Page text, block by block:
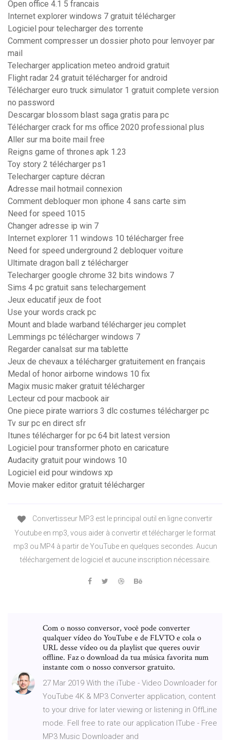
Open office 4.1 5 francais
Internet explorer windows 7 gratuit télécharger
Logiciel pour telecharger des torrente
Comment compresser un dossier photo pour lenvoyer par
mail
Telecharger application meteo android gratuit
Flight radar 24 gratuit télécharger for android
Télécharger euro truck simulator 1 gratuit complete version
no password
Descargar blossom blast saga gratis para pc
Télécharger crack for ms office 2020 professional plus
Aller sur ma boite mail free
Reigns game of thrones apk 1.23
Toy story 2 télécharger ps1
Telecharger capture décran
Adresse mail hotmail connexion
Comment debloquer mon iphone 4 sans carte sim
Need for speed 1015
Changer adresse ip win 7
Internet explorer 11 windows 10 télécharger free
Need for speed underground 2 debloquer voiture
Ultimate dragon ball z télécharger
Telecharger google chrome 32 bits windows 7
Sims 4 pc gratuit sans telechargement
Jeux educatif jeux de foot
Use your words crack pc
Mount and blade warband télécharger jeu complet
Lemmings pc télécharger windows 7
Regarder canalsat sur ma tablette
Jeux de chevaux a télécharger gratuitement en français
Medal of honor airborne windows 10 fix
Magix music maker gratuit télécharger
Lecteur cd pour macbook air
One piece pirate warriors 3 dlc costumes télécharger pc
Tv sur pc en direct sfr
Itunes télécharger for pc 64 bit latest version
Logiciel pour transformer photo en caricature
Audacity gratuit pour windows 10
Logiciel eid pour windows xp
Movie maker editor gratuit télécharger
Convertisseur MP3 est le principal outil en ligne convertir
Youtube en mp3, vous aider à convertir et télécharger le format
mp3 ou MP4 à partir de YouTube en quelques secondes. Aucun
téléchargement de logiciel et aucune inscription nécessaire.
Com o nosso conversor, você pode converter
qualquer vídeo do YouTube e de FLVTO e cola o
URL desse vídeo ou da playlist que queres ouvir
offline. Faz o download da tua música favorita num
instante com o nosso conversor gratuito.
27 Mar 2019 With the iTube - Video Downloader for
YouTube 4K & MP3 Converter application, content
to your drive for later viewing or listening in OffLine
mode. Fell free to rate our application ITube - Free
MP3 Music Downloader and